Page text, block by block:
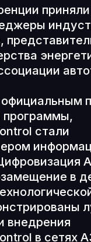
официальным
программы,
стали
в
внедрения
в сетях